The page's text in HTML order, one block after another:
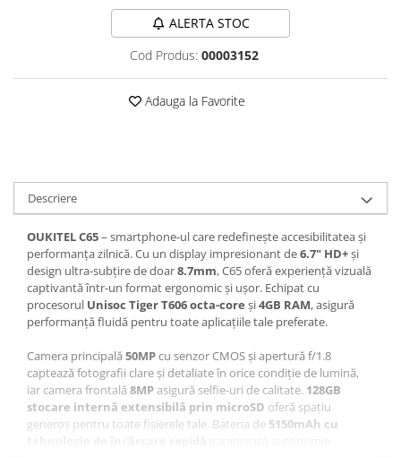
Roboți Gradină
Lăzi Frigorifice
INGRIJIRE PERSONALA
Uscătoare de Păr
Plăci de Îndreptat Părul
SPA
CASA, GRADINA SI BRICOLAJ
Sigurante inteligente
Camere de supraveghere
Climatizare
ALERTA STOC
Cod Produs: 00003152
Adauga la Favorite
Descriere
OUKITEL C65– smartphone-ul care redefinește accesibilitatea și
performanța zilnică. Cu un display impresionant de6.7" HD+și
design ultra-subțire de doar8.7mm, C65 oferă experiență vizuală
captivantă într-un format ergonomic și ușor. Echipat cu
procesorul Unisoc Tiger T606 octa-core și4GB RAM, asigură
performanță fluidă pentru toate aplicațiile tale preferate.
Camera principală 50MPcu senzor CMOS și apertură f/1.8
captează fotografii clare și detaliate în orice condiție de lumină,
iar camera frontală 8MPasigură selfie-uri de calitate. 128GB
stocare internă extensibilă prin microSD oferă spațiu
generos pentru toate fișierele tale. Bateria de 5150mAh cu